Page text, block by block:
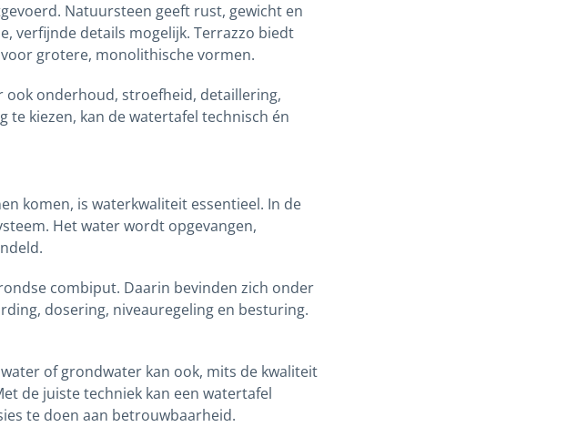
Natuursteen geeft rust, gewicht en
verfijnde details mogelijk. Terrazzo biedt
grotere, monolithische vormen.
ook onderhoud, stroefheid, detaillering,
kiezen, kan de watertafel technisch én
komen, is waterkwaliteit essentieel. In de
Het water wordt opgevangen,
combiput. Daarin bevinden zich onder
dosering, niveauregeling en besturing.
of grondwater kan ook, mits de kwaliteit
de juiste techniek kan een watertafel
te doen aan betrouwbaarheid.